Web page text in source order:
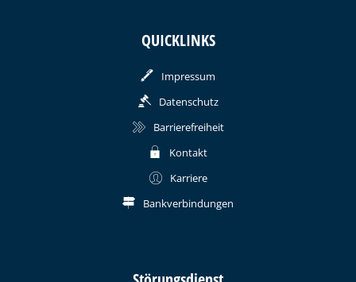
QUICKLINKS
Impressum
Datenschutz
Barrierefreiheit
Kontakt
Karriere
Bankverbindungen